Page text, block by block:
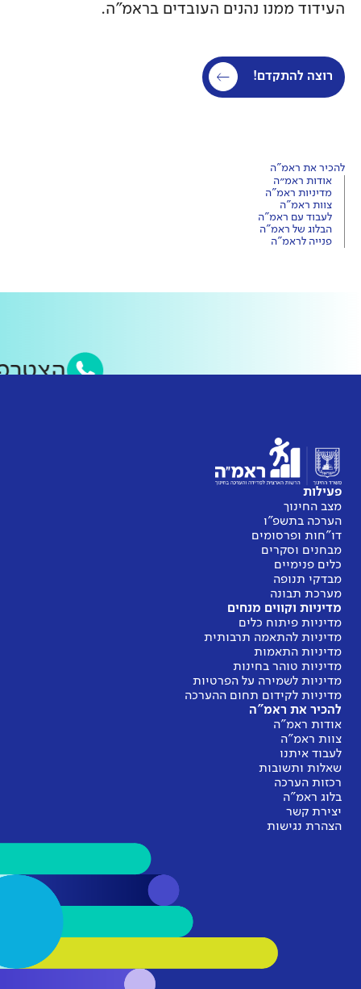
להכיר את ראמ"ה
אודות ראמ״ה
מדיניות ראמ"ה
צוות ראמ"ה
לעבוד עם ראמ"ה
הבלוג של ראמ"ה
פנייה לראמ"ה
העידוד ממנו נהנים העובדים בראמ"ה.
רוצה להתקדם!
פעילות
מצב החינוך
הערכה בתשפ"ו
דו"חות ופרסומים
מבחנים וסקרים
כלים פנימיים
מבדקי תנופה
מערכת תבונה
מדיניות וקווים מנחים
מדיניות פיתוח כלים
מדיניות להתאמה תרבותית
מדיניות התאמות
מדיניות טוהר בחינות
מדיניות לשמירה על הפרטיות
מדיניות לקידום תחום ההערכה
להכיר את ראמ"ה
אודות ראמ"ה
צוות ראמ"ה
לעבוד איתנו
שאלות ותשובות
רכזות הערכה
בלוג ראמ"ה
יצירת קשר
הצהרת נגישות